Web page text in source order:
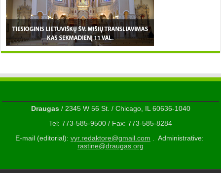
Draugas/ 2345 W 56 St. / Chicago, IL 60636-1040
Tel: 773-585-9500 / Fax: 773-585-8284
E-mail (editorial): vyr.redaktore@gmail.com . Administrative:
rastine@draugas.org